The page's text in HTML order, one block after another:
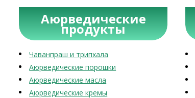
Аюрведические
продукты
Чаванпраш и трипхала
Аюрведические порошки
Аюрведические масла
Аюрведические кремы